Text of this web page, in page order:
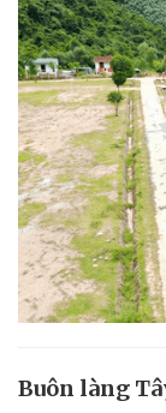
Buôn làng